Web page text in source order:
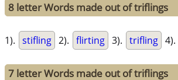
8 letter Words made out of triflings
1). stifling 2). flirting 3). trifling 4).
7 letter Words made out of triflings